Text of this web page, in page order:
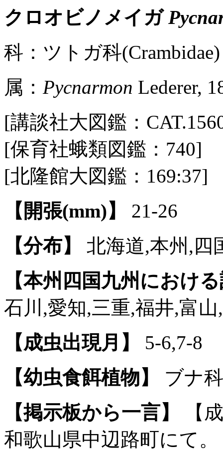
クロオビノメイガ
科：ツトガ科
属： Pycnarmon Lederer,
[講談社大図鑑：
[保育社蛾類図鑑：740]
[北隆館大図鑑：169:37]
【開張(mm)】
21-26
【分布】
北海道,本州,四
【本州四国九州におけ
石川,愛知,三重,福井,富
【成虫出現月】
5-6,7-8
【幼虫食餌植物】
ブナ
【掲示板から一言】
【
和歌山県中辺路町にて